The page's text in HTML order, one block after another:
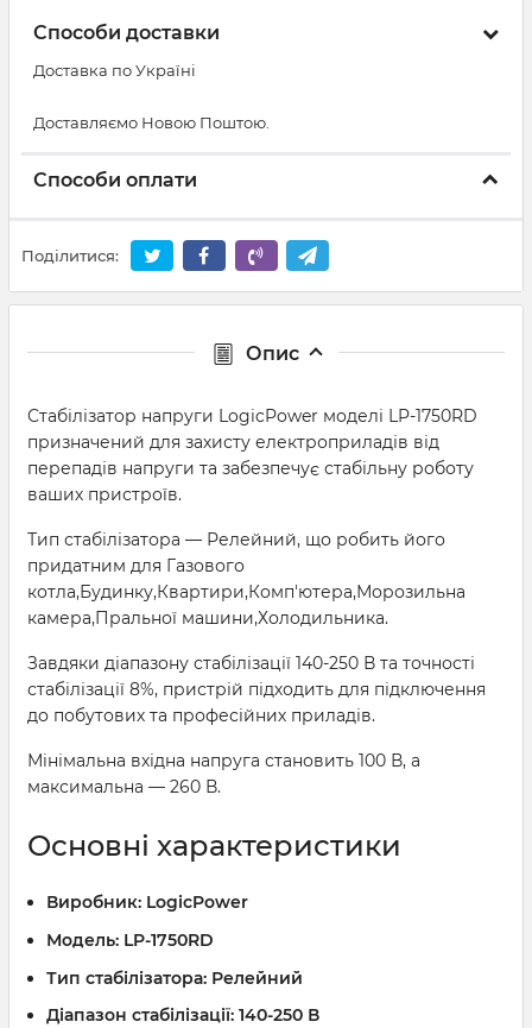
Способи доставки
Доставка по Україні
Доставляємо Новою Поштою.
Способи оплати
Поділитися:
Опис
Стабілізатор напруги LogicPower моделі LP-1750RD
призначений для захисту електроприладів від
перепадів напруги та забезпечує стабільну роботу
ваших пристроїв.
Тип стабілізатора — Релейний, що робить його
придатним для Газового
котла,Будинку,Квартири,Комп'ютера,Морозильна
камера,Пральної машини,Холодильника.
Завдяки діапазону стабілізації 140-250 В та точності
стабілізації 8%, пристрій підходить для підключення
до побутових та професійних приладів.
Мінімальна вхідна напруга становить 100 В, а
максимальна — 260 В.
Основні характеристики
Виробник: LogicPower
Модель: LP-1750RD
Тип стабілізатора: Релейний
Діапазон стабілізації: 140-250 В